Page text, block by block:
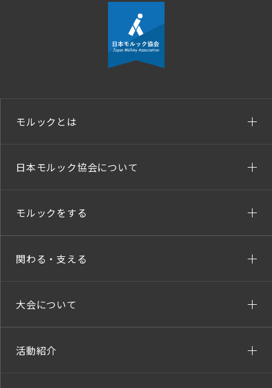
モルックとは
日本モルック協会について
モルックをする
関わる・支える
大会について
活動紹介